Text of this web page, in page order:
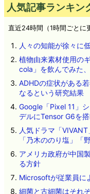
人気記事ランキン
直近24時間（1時間ごとに
人々の知能が徐々に
植物由来素材使用の
cola」を飲んでみた
ADHDの症状がある
なるという研究結果
Google「Pixel 11」
デルにTensor G6を
人気ドラマ「
「乃木ののり塩」「
アメリカ政府が中国
る方針
Microsoftが従業員に
細菌と古細菌はそれ